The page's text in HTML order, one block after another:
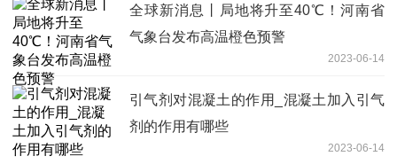
全球新消息丨局地将升至40℃！河南省
气象台发布高温橙色预警
2023-06-14
引气剂对混凝土的作用_混凝土加入引气
剂的作用有哪些
2023-06-14